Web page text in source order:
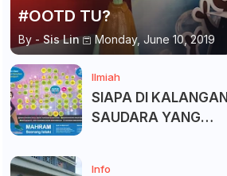
#OOTD TU?
By - Sis Lin Monday, June 10, 2019
Ilmiah
SIAPA DI KALANGAN
SAUDARA YANG
Info